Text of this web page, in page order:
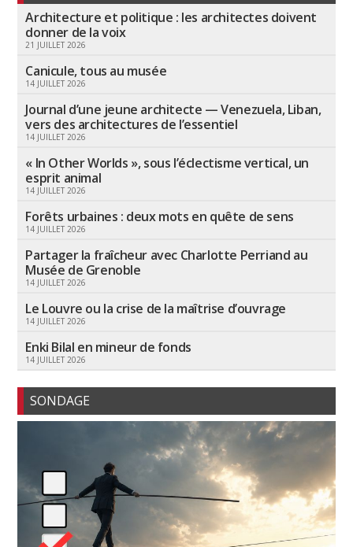
Architecture et politique : les architectes doivent
donner de la voix
21 JUILLET 2026
Canicule, tous au musée
14 JUILLET 2026
Journal d’une jeune architecte — Venezuela, Liban,
vers des architectures de l’essentiel
14 JUILLET 2026
« In Other Worlds », sous l’éclectisme vertical, un
esprit animal
14 JUILLET 2026
Forêts urbaines : deux mots en quête de sens
14 JUILLET 2026
Partager la fraîcheur avec Charlotte Perriand au
Musée de Grenoble
14 JUILLET 2026
Le Louvre ou la crise de la maîtrise d’ouvrage
14 JUILLET 2026
Enki Bilal en mineur de fonds
14 JUILLET 2026
SONDAGE